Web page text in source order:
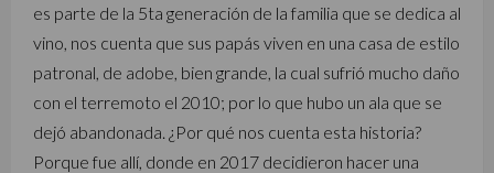
es parte de la 5ta generación de la familia que se dedica al
vino, nos cuenta que sus papás viven en una casa de estilo
patronal, de adobe, bien grande, la cual sufrió mucho daño
con el terremoto el 2010; por lo que hubo un ala que se
dejó abandonada. ¿Por qué nos cuenta esta historia?
Porque fue allí, donde en 2017 decidieron hacer una